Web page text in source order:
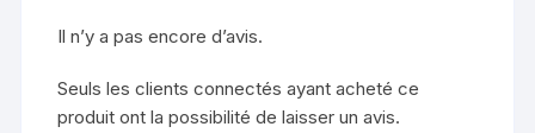
Il n’y a pas encore d’avis.
Seuls les clients connectés ayant acheté ce
produit ont la possibilité de laisser un avis.